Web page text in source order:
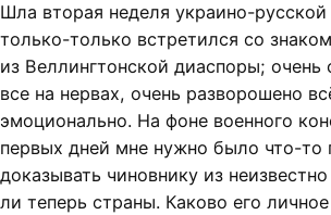
Шла вторая неделя украино-
только-только встретился со
из Веллингтонской диаспоры; очень
все на нервах, очень разворошено
эмоционально. На фоне военного
первых дней мне нужно было что-то
доказывать чиновнику из
ли теперь страны. Каково его